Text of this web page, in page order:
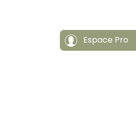
Espace Pro